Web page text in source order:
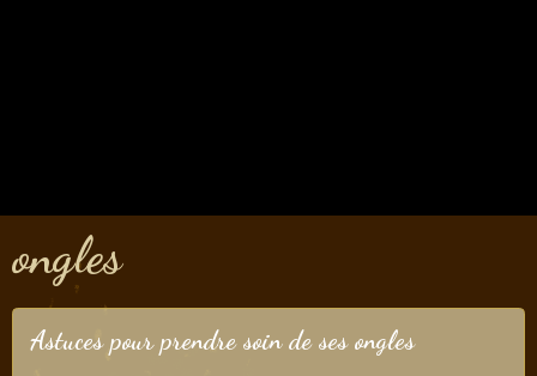
ongles
Astuces pour prendre soin de ses ongles